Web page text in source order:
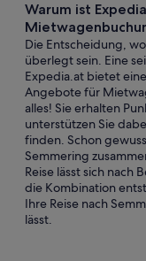
Warum ist
Die Entscheidung,
überlegt sein. Eine
Expedia.at bietet
Angebote für
alles! Sie erhalten
unterstützen Sie
finden. Schon
Semmering
Reise lässt sich nach
die Kombination
Ihre Reise nach
lässt.